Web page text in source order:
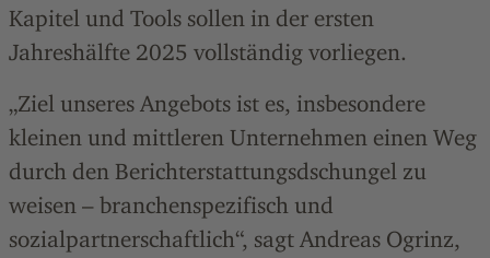
Kapitel und Tools sollen in der ersten
Jahreshälfte 2025 vollständig vorliegen.
„Ziel unseres Angebots ist es, insbesondere
kleinen und mittleren Unternehmen einen Weg
durch den Berichterstattungsdschungel zu
weisen – branchenspezifisch und
sozialpartnerschaftlich“, sagt Andreas Ogrinz,